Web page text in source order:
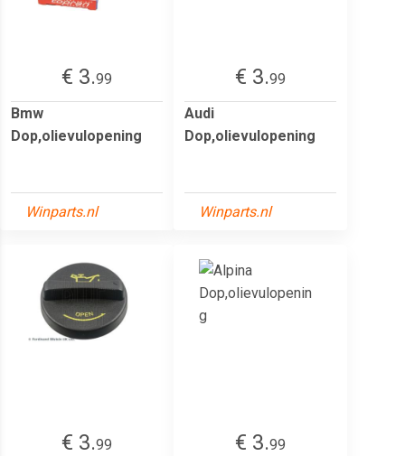
€ 3.99
Bmw
Dop,olievulopening
Winparts.nl
€ 3.99
Audi
Dop,olievulopening
Winparts.nl
€ 3.99
€ 3.99